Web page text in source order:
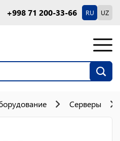
+998 71 200-33-66 RU UZ
Серверы